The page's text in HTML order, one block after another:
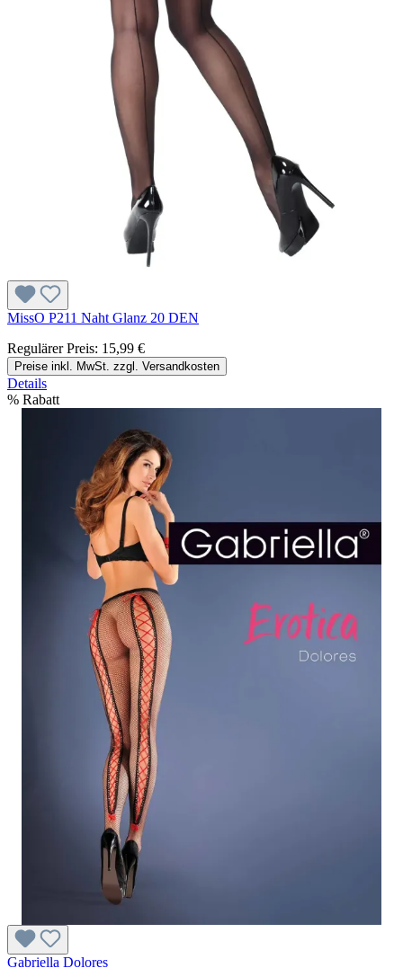
MissO P211 Naht Glanz 20 DEN
Regulärer Preis: 15,99 €
Preise inkl. MwSt. zzgl. Versandkosten
Details
% Rabatt
Gabriella Dolores